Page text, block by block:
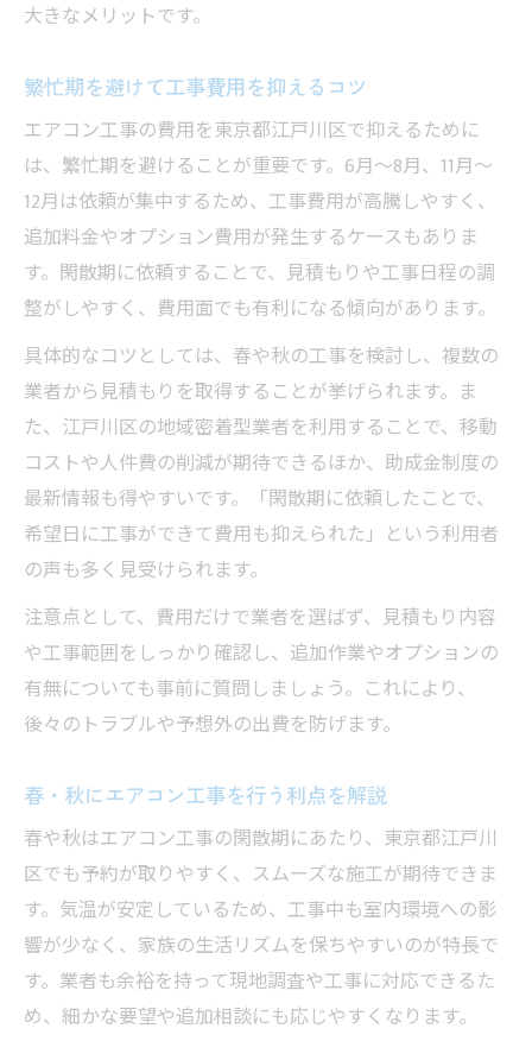
大きなメリットです。
繁忙期を避けて工事費用を抑えるコツ
エアコン工事の費用を東京都江戸川区で抑えるために
は、繁忙期を避けることが重要です。6月〜8月、11月〜
12月は依頼が集中するため、工事費用が高騰しやすく、
追加料金やオプション費用が発生するケースもありま
す。閑散期に依頼することで、見積もりや工事日程の調
整がしやすく、費用面でも有利になる傾向があります。
具体的なコツとしては、春や秋の工事を検討し、複数の
業者から見積もりを取得することが挙げられます。ま
た、江戸川区の地域密着型業者を利用することで、移動
コストや人件費の削減が期待できるほか、助成金制度の
最新情報も得やすいです。「閑散期に依頼したことで、
希望日に工事ができて費用も抑えられた」という利用者
の声も多く見受けられます。
注意点として、費用だけで業者を選ばず、見積もり内容
や工事範囲をしっかり確認し、追加作業やオプションの
有無についても事前に質問しましょう。これにより、
後々のトラブルや予想外の出費を防げます。
春・秋にエアコン工事を行う利点を解説
春や秋はエアコン工事の閑散期にあたり、東京都江戸川
区でも予約が取りやすく、スムーズな施工が期待できま
す。気温が安定しているため、工事中も室内環境への影
響が少なく、家族の生活リズムを保ちやすいのが特長で
す。業者も余裕を持って現地調査や工事に対応できるた
め、細かな要望や追加相談にも応じやすくなります。